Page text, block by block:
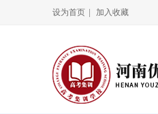
设为首页 加入收藏